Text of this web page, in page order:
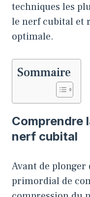
techniques les
le nerf cubital et
optimale.
Sommaire
Comprendre
nerf cubital
Avant de plonger
primordial de